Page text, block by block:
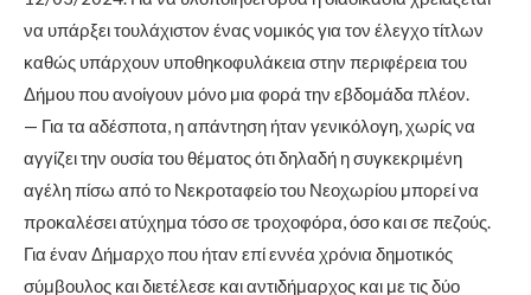
να υπάρξει τουλάχιστον ένας νομικός για τον έλεγχο τίτλων
καθώς υπάρχουν υποθηκοφυλάκεια στην περιφέρεια του
Δήμου που ανοίγουν μόνο μια φορά την εβδομάδα πλέον.
— Για τα αδέσποτα, η απάντηση ήταν γενικόλογη, χωρίς να
αγγίζει την ουσία του θέματος ότι δηλαδή η συγκεκριμένη
αγέλη πίσω από το Νεκροταφείο του Νεοχωρίου μπορεί να
προκαλέσει ατύχημα τόσο σε τροχοφόρα, όσο και σε πεζούς.
Για έναν Δήμαρχο που ήταν επί εννέα χρόνια δημοτικός
σύμβουλος και διετέλεσε και αντιδήμαρχος και με τις δύο